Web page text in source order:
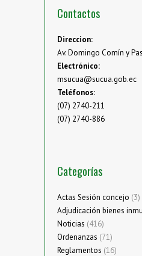
Contactos
Direccion:
Av. Domingo Comín y
Electrónico:
msucua@sucua.gob.ec
Teléfonos:
(07) 2740-211
(07) 2740-886
Categorías
Actas Sesión concejo (3)
Adjudicación bienes
Noticias (416)
Ordenanzas (71)
Reglamentos (16)